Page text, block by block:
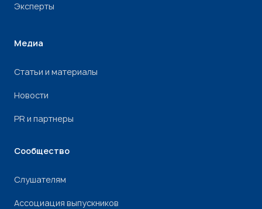
Эксперты
Медиа
Статьи и материалы
Новости
PR и партнеры
Сообщество
Слушателям
Ассоциация выпускников